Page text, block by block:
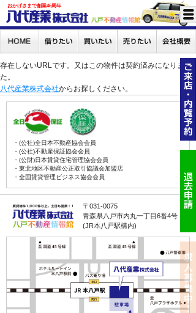
おかげさまで創業46周年
存在しないURLです。又はこの物件は契約済みになりまし
た。
八代産業株式会社からお探しください。
・(公社)全日本不動産協会会員
・(公社)不動産保証協会会員
・(公財)日本賃貸住宅管理協会会員
・東北地区不動産公正取引協議会加盟店
・全国賃貸管理ビジネス協会会員
〒031-0075
青森県八戸市内丸一丁目6番4号
(JR本八戸駅構内)